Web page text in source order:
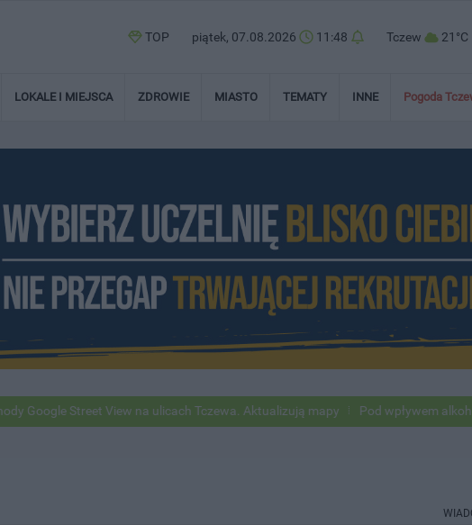
TOP piątek, 07.08.2026 11:48 Tczew 21°C
LOKALE I MIEJSCA ZDROWIE MIASTO TEMATY INNE Pogoda
Google Street View na ulicach Tczewa. Aktualizują mapy Pod wpływem alkoholu